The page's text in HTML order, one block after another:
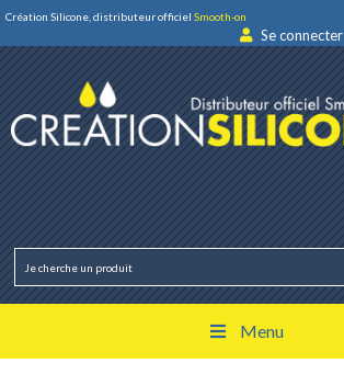
Création Silicone, distributeur officiel Smooth-on
Se connecter
Menu